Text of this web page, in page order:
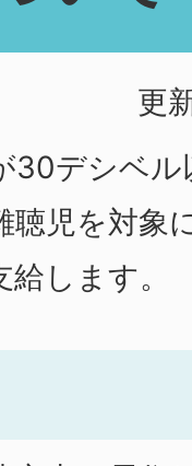
更
30デシベ
聴児を対象
します。